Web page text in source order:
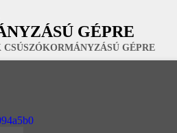
GÉPRE
GÉPRE